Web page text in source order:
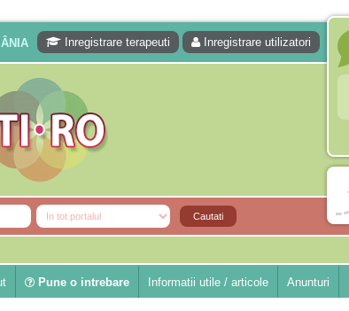
Inregistrare terapeuti Inregistrare utilizatori
Pune o intrebare Informatii utile / articole Anunturi